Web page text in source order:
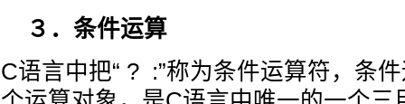
３．条件运算
C语言中把“ ? :”称为条件运算符，条